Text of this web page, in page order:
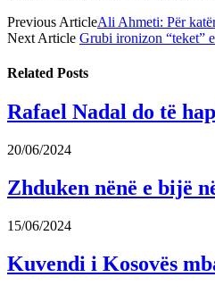
Previous ArticleAli Ahmeti: Për
Next Article Grubi ironizon “teket”
Related Posts
Rafael Nadal do të
20/06/2024
Zhduken nënë e bijë
15/06/2024
Kuvendi i Kosovës